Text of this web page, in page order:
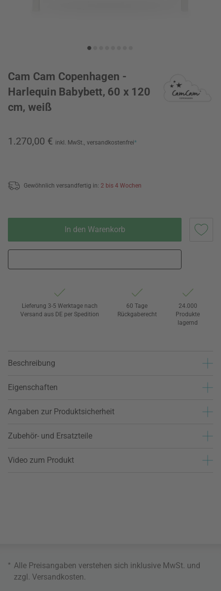
Cam Cam Copenhagen -
Harlequin Babybett, 60 x 120
cm, weiß
1.270,00 € inkl. MwSt., versandkostenfrei*
Gewöhnlich versandfertig in: 2 bis 4 Wochen
In den Warenkorb
Lieferung 3-5 Werktage nach
Versand aus DE per Spedition
60 Tage
Rückgaberecht
24.000
Produkte
lagernd
Beschreibung
Eigenschaften
Angaben zur Produktsicherheit
Zubehör- und Ersatzteile
Video zum Produkt
* Alle Preisangaben verstehen sich inklusive MwSt. und
zzgl. Versandkosten